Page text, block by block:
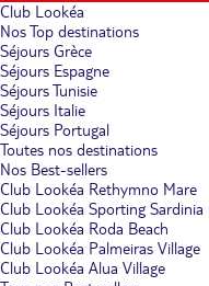
Club Lookéa
Nos Top destinations
Séjours Grèce
Séjours Espagne
Séjours Tunisie
Séjours Italie
Séjours Portugal
Toutes nos destinations
Nos Best-sellers
Club Lookéa Rethymno Mare
Club Lookéa Sporting Sardinia
Club Lookéa Roda Beach
Club Lookéa Palmeiras Village
Club Lookéa Alua Village